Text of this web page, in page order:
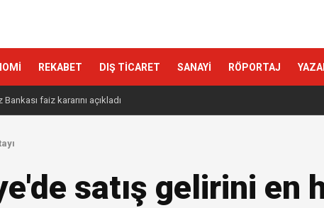
REKABET DIŞ TİCARET SANAYİ RÖPORTAJ
faiz kararını açıkladı
satış gelirini en